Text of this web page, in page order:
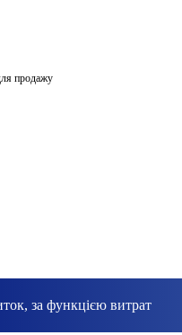
продажу
за функцією витрат